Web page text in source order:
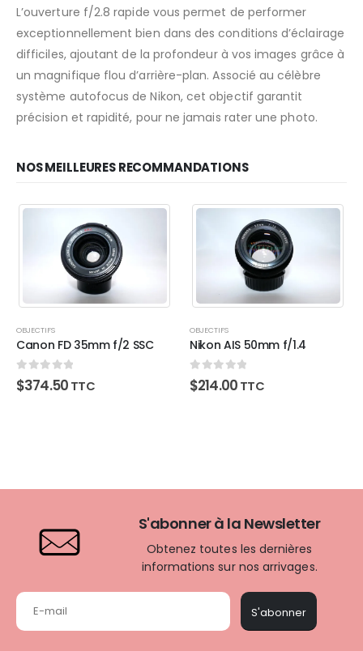
L’ouverture f/2.8 rapide vous permet de performer
exceptionnellement bien dans des conditions d’éclairage
difficiles, ajoutant de la profondeur à vos images grâce à
un magnifique flou d’arrière-plan. Associé au célèbre
système autofocus de Nikon, cet objectif garantit
précision et rapidité, pour ne jamais rater une photo.
NOS MEILLEURES RECOMMANDATIONS
OBJECTIFS
Canon FD 35mm f/2 SSC
0sur 5
$374.50 TTC
OBJECTIFS
Nikon AIS 50mm f/1.4
0sur 5
$214.00 TTC
S'abonner à la Newsletter
Obtenez toutes les dernières
informations sur nos arrivages.
S'abonner